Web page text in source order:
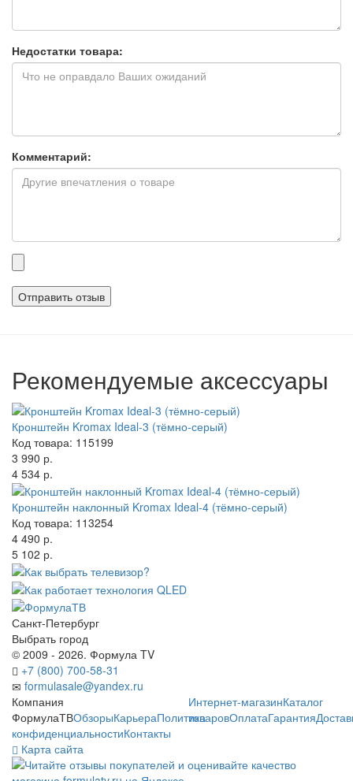
Недостатки товара:
Комментарий:
Прикрепленные
Рекомендуемые аксессуары
Кронштейн Kromax Ideal-3 (тёмно-серый)
Код товара: 115199
3 990 р.
4 534 р.
Кронштейн наклонный Kromax Ideal-4 (тёмно-серый)
Код товара: 113254
4 490 р.
5 102 р.
Санкт-Петербург
Выбрать город
© 2009 - 2026. Формула TV
+7 (800) 700-58-31
formulasale@yandex.ru
Компания
ФормулаТВОбзорыКарьераПолитика
конфиденциальностиКонтакты
Интернет-магазинКаталог
товаровОплатаГарантия
Карта сайта